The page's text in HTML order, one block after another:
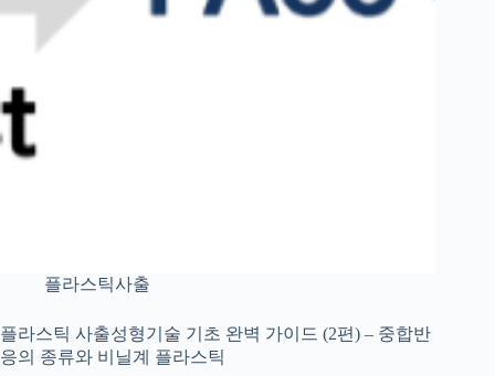
플라스틱사출
플라스틱 사출성형기술 기초 완벽 가이드 (2편) – 중합반
응의 종류와 비닐계 플라스틱